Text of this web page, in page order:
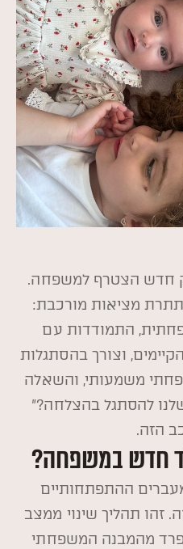
חדש הצטרף למשפחה.
מציאות מורכבת:
התמודדות עם
וצורך בהסתגלות
משמעותי, והשאלה
להסתגל בהצלחה?"
הזה.
חדש במשפחה?
ההתפתחותיים
זהו תהליך שינוי ממצב
מהמבנה המשפחתי